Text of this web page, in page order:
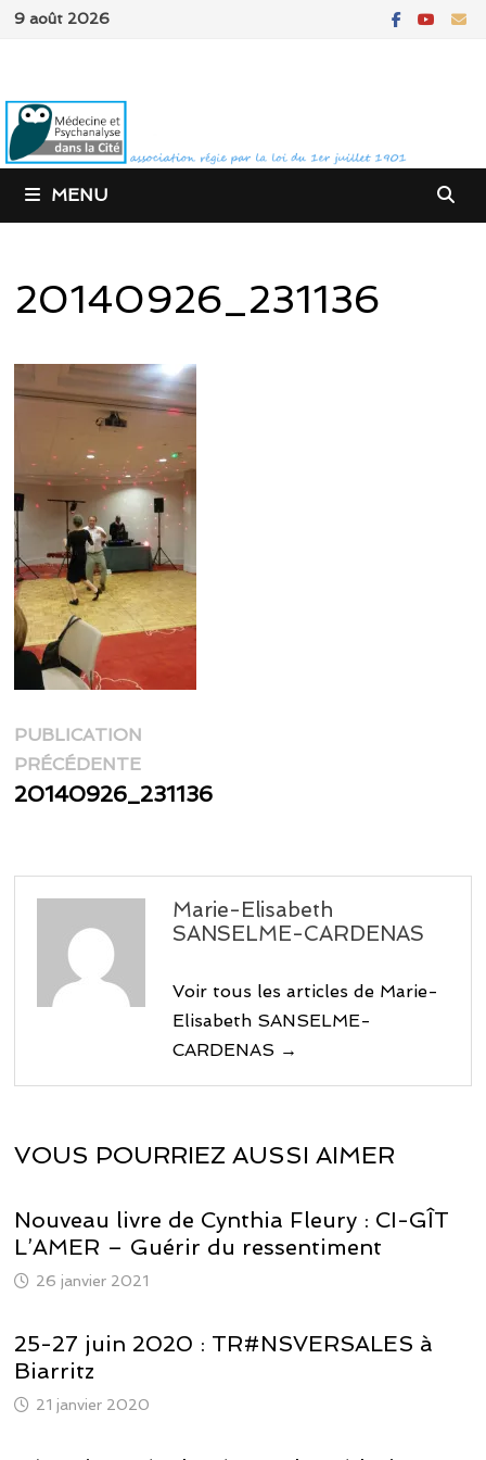
Passer
9 août 2026
MENU
20140926_231136
Navigation
de
l’article
PUBLICATION
PRÉCÉDENTEPublication
précédente :
20140926_231136
Marie-Elisabeth
SANSELME-CARDENAS
Voir tous les articles de Marie-
Elisabeth SANSELME-
CARDENAS →
VOUS POURRIEZ AUSSI AIMER
Nouveau livre de Cynthia Fleury : CI-GÎT
L’AMER – Guérir du ressentiment
26 janvier 2021
25-27 juin 2020 : TR#NSVERSALES à
Biarritz
21 janvier 2020